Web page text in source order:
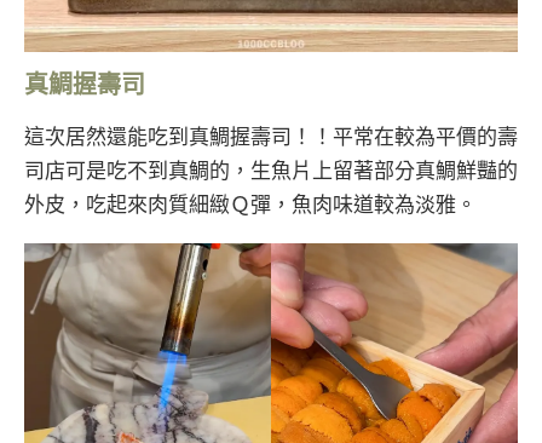
真鯛握壽司
這次居然還能吃到真鯛握壽司！！平常在較為平價的壽
司店可是吃不到真鯛的，生魚片上留著部分真鯛鮮豔的
外皮，吃起來肉質細緻Ｑ彈，魚肉味道較為淡雅。